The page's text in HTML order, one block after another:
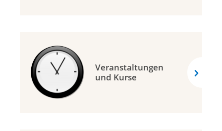
Veranstaltungen
und Kurse